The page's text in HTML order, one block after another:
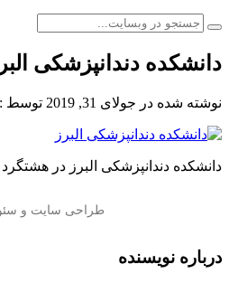
دانشکده دندانپزشکی
نوشته شده در جولای 31, 2019 توسط :
دانشکده دندانپزشکی البرز در
درباره نویسنده